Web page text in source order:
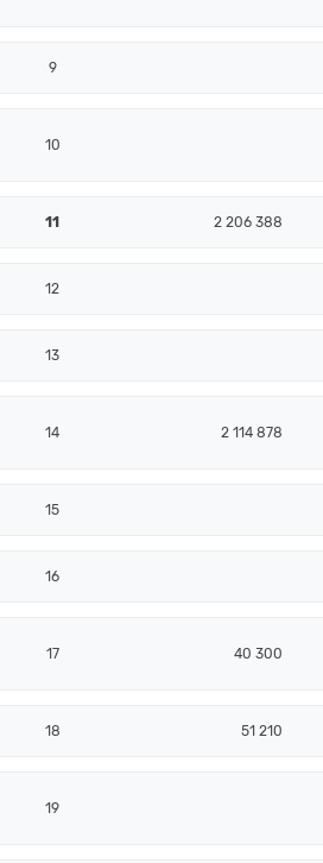
9
10
11 2 206 388
12
13
14 2 114 878
15
16
17 40 300
18 51 210
19